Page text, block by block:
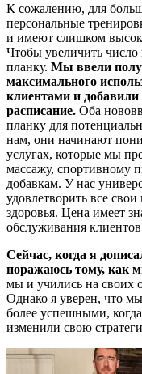
К сожалению, для
персональные
и имеют слишком
Чтобы увеличить
планку. Мы ввели
максимального
клиентами и
расписание. Оба
планку для
нам, они начинают
услугах, которые мы
массажу, спортивному
добавкам. У нас
удовлетворить все
здоровья. Цена имеет
обслуживания
Сейчас, когда я
поражаюсь тому, как
мы и учились на своих
Однако я уверен, что
более успешными,
изменили свою